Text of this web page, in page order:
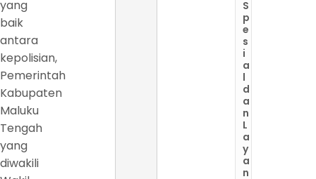
yang
baik
antara
kepolisian,
Pemerintah
Kabupaten
Maluku
Tengah
yang
diwakili
S
p
e
s
i
a
l
d
a
n
L
a
y
a
n